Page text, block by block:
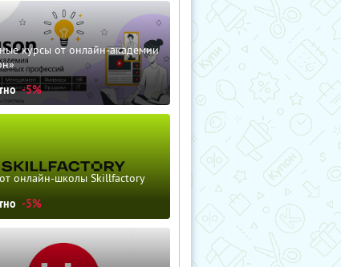
курсы от онлайн-академии
-5%
онлайн-школы Skillfactory
-5%